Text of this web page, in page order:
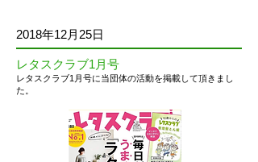
2018年12月25日
レタスクラブ1月号
レタスクラブ1月号に当団体の活動を掲載して頂きまし
た。